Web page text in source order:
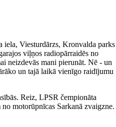
iela, Viesturdārzs, Kronvalda parks
viļņos radiopārraidēs no
neizdevās mani pierunāt. Nē - un
un tajā laikā vienīgo raidījumu
Reiz, LPSR čempionāta
motorūpnīcas Sarkanā zvaigzne.